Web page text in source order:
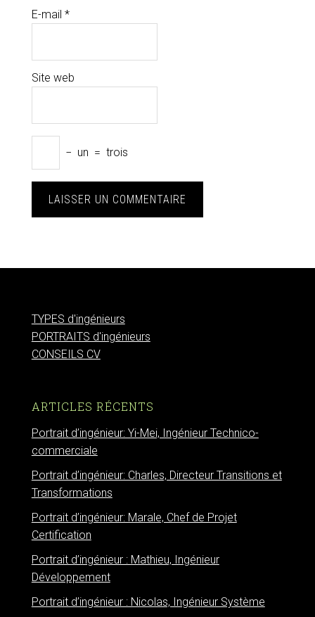
E-mail *
Site web
− un = trois
TYPES d'ingénieurs
PORTRAITS d'ingénieurs
CONSEILS CV
ARTICLES RÉCENTS
Portrait d’ingénieur: Yi-Mei, Ingénieur Technico-
commerciale
Portrait d’ingénieur: Charles, Directeur Transitions et
Transformations
Portrait d’ingénieur: Marale, Chef de Projet
Certification
Portrait d’ingénieur : Mathieu, Ingénieur
Développement
Portrait d’ingénieur : Nicolas, Ingénieur Système